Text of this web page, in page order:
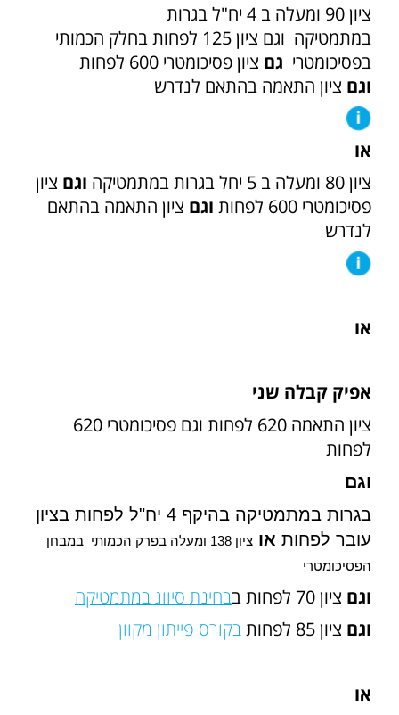
ציון 90 ומעלה ב 4 יח"ל בגרות
במתמטיקה וגם ציון 125 לפחות בחלק הכמותי
בפסיכומטרי גם ציון פסיכומטרי 600 לפחות
וגם ציון התאמה בהתאם לנדרש
או
ציון 80 ומעלה ב 5 יחל בגרות במתמטיקה
וגם ציון
פסיכומטרי 600 לפחות
וגם ציון התאמה בהתאם
לנדרש
או
אפיק קבלה שני
ציון התאמה 620 לפחות וגם פסיכומטרי 620
לפחות
וגם
בגרות במתמטיקה בהיקף 4 יח"ל לפחות בציון
עובר לפחות או ציון138 ומעלה בפרק הכמותי במבחן
הפסיכומטרי
וגם ציון 70 לפחות ב
בחינת סיווג במתמטיקה
וגם ציון 85 לפחות בקורס פייתון מקוון
או